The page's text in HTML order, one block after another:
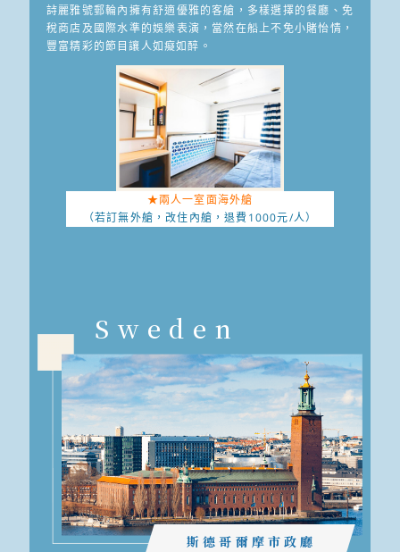
★兩人一室面海外艙
（若訂無外艙，改住內艙，退費1000元/人）
詩麗雅號郵輪內擁有舒適優雅的客艙，多樣選擇的餐廳、免
稅商店及國際水準的娛樂表演，當然在船上不免小賭怡情，
豐富精彩的節目讓人如癡如醉。
Sweden
斯德哥爾摩市政廳